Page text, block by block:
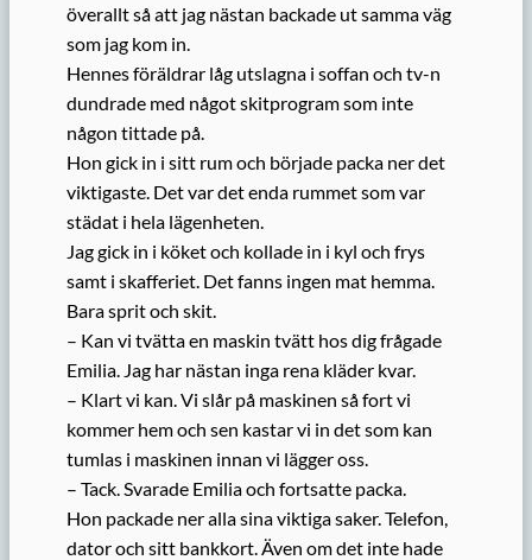
överallt så att jag nästan backade ut samma väg
som jag kom in.
Hennes föräldrar låg utslagna i soffan och tv-n
dundrade med något skitprogram som inte
någon tittade på.
Hon gick in i sitt rum och började packa ner det
viktigaste. Det var det enda rummet som var
städat i hela lägenheten.
Jag gick in i köket och kollade in i kyl och frys
samt i skafferiet. Det fanns ingen mat hemma.
Bara sprit och skit.
– Kan vi tvätta en maskin tvätt hos dig frågade
Emilia. Jag har nästan inga rena kläder kvar.
– Klart vi kan. Vi slår på maskinen så fort vi
kommer hem och sen kastar vi in det som kan
tumlas i maskinen innan vi lägger oss.
– Tack. Svarade Emilia och fortsatte packa.
Hon packade ner alla sina viktiga saker. Telefon,
dator och sitt bankkort. Även om det inte hade